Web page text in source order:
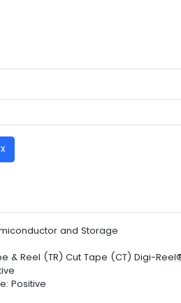
and Storage
& Reel (TR) Cut Tape (CT) Digi-
Positive